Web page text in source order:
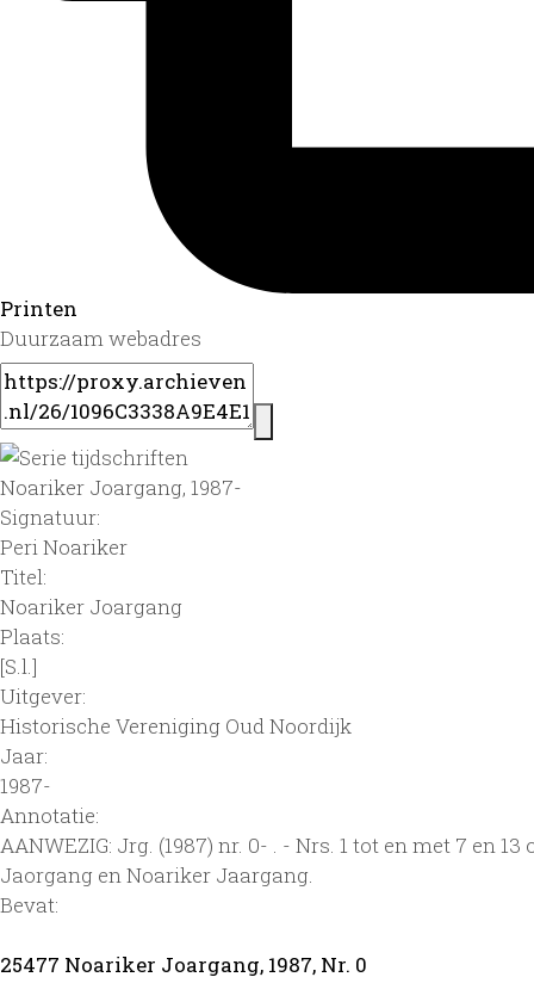
Printen
Duurzaam webadres
Noariker Joargang, 1987-
Signatuur:
Peri Noariker
Titel:
Noariker Joargang
Plaats:
[S.l.]
Uitgever:
Historische Vereniging Oud Noordijk
Jaar:
1987-
Annotatie:
AANWEZIG: Jrg. (1987) nr. 0- . - Nrs. 1 tot en met 7 en
Jaorgang en Noariker Jaargang.
Bevat:
25477 Noariker Joargang, 1987, Nr. 0